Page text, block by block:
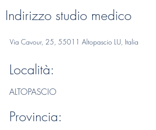
Indirizzo studio medico
Via Cavour, 25, 55011 Altopascio LU, Italia
Località:
ALTOPASCIO
Provincia: